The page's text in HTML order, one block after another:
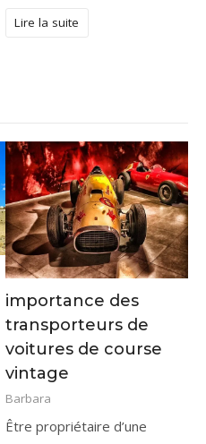
Lire la suite
importance des
transporteurs de
voitures de course
vintage
Barbara
Être propriétaire d’une